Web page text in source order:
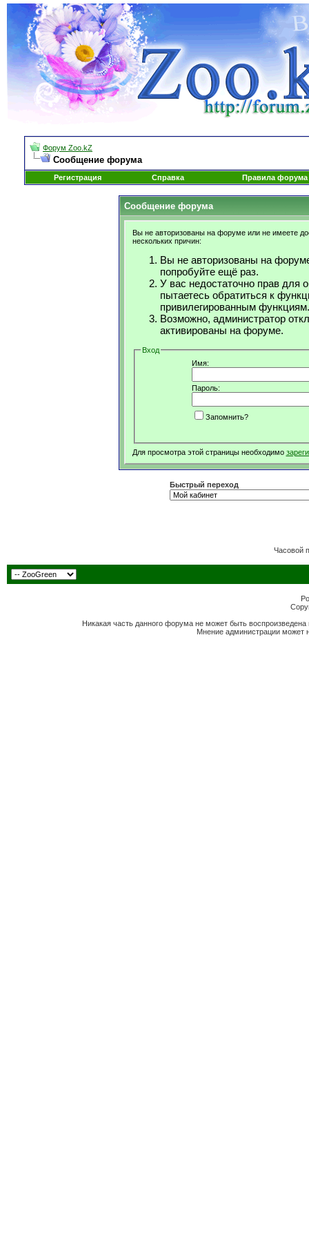
Форум Zoo.kZ
Сообщение форума
Регистрация Справка Правила форума
Сообщение форума
Вы не авторизованы на форуме или не имеете
нескольких причин:
Вы не авторизованы на
попробуйте ещё раз.
У вас недостаточно прав для
пытаетесь обратиться к
привилегированным функциям.
Возможно, администратор
активированы на форуме.
Вход
Имя:
Пароль:
Запомнить?
Для просмотра этой страницы необходимо
Быстрый переход
Часовой
Никакая часть данного форума не может быть
Мнение администрации может